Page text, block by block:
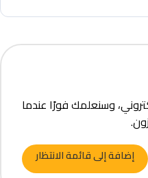
وسنعلمك فورًا عندما
إضافة إلى قائمة الانتظار